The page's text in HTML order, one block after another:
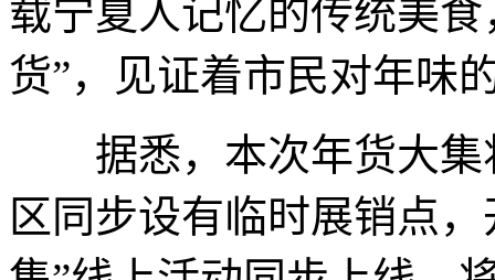
载宁夏人记忆的传统美
货”，见证着市民对年味
据悉，本次年货大集
区同步设有临时展销点